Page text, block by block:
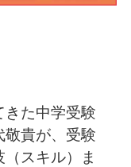
た中学受験
貴が、受験
スキル）ま